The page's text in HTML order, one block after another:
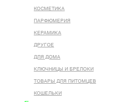
КОСМЕТИКА
ПАРФЮМЕРИЯ
КЕРАМИКА
ДРУГОЕ
ДЛЯ ДОМА
КЛЮЧНИЦЫ И БРЕЛОКИ
ТОВАРЫ ДЛЯ ПИТОМЦЕВ
КОШЕЛЬКИ